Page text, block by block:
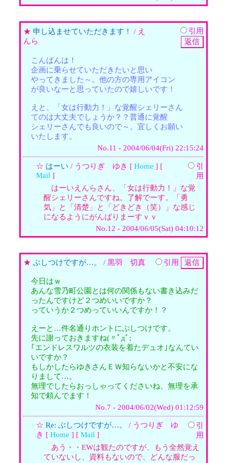
★ 申し込ませていただきます！
/ え
んら
引用
こんばんは！
企画に乗らせていただきたいと思い
やってきました～。他の方の専用アイコン
が良いなーと思っていたので嬉しいです！
えと、「女は行動力！」な覚醒シェリーさん
てのは大丈夫でしょうか？？普通に覚醒
シェリーさんでも良いので～。宜しくお願い
いたします。
No.11 - 2004/06/04(Fri) 22:15:24
☆ はーい / うつりぎ ゆき [ Home ] [
Mail ]
引
用
はーいえんらさん、「女は行動力！」な覚
醒シェリーさんですね。了解でーす。「勇
気」と「清楚」と「どきどき（笑）」な感じ
になるようにがんばりまーすｖｖ
No.12 - 2004/06/05(Sat) 04:10:12
★ ぶしつけですが…。 / 黒羽 切真 引用
今日はｗ
あんな雪乃町公園とは何の関係もない書き込みだ
ったんですけど２つめいいですか？
っていうか２つめっていいんですか！？
えーと…件名通りホントにぶしつけです。
先に謝っておきますね(〃ﾟдﾟ;
｢エンドレスワルツの衣装を着たデュオ｣なんてい
いですか？
もしかしたらゆきさんＥＷ知らないかと不安にな
りまして…。
無理でしたらおっしゃってくださいね、無理を承
知で頼んでます！
No.7 - 2004/06/02(Wed) 01:12:59
☆ Re: ぶしつけですが…。
/ うつりぎ ゆ
き [ Home ] [ Mail ]
引
用
あう・・EWは観たのですが、もう全然覚え
ていないし、資料もないので、どんな服だっ